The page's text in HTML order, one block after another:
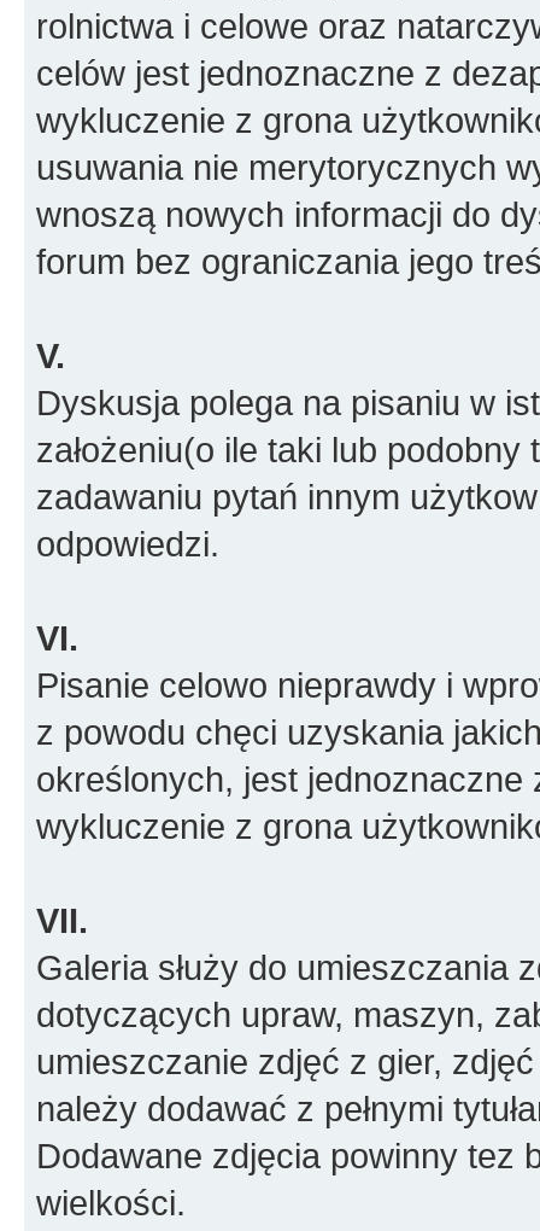
rolnictwa i celowe oraz
celów jest jednoznaczne z
wykluczenie z grona
usuwania nie merytorycznych
wnoszą nowych informacji do
forum bez ograniczania jego
V.
Dyskusja polega na pisaniu w
założeniu(o ile taki lub
zadawaniu pytań innym
odpowiedzi.
VI.
Pisanie celowo nieprawdy i
z powodu chęci uzyskania
określonych, jest
wykluczenie z grona
VII.
Galeria służy do umieszczania
dotyczących upraw, maszyn,
umieszczanie zdjęć z gier,
należy dodawać z pełnymi
Dodawane zdjęcia powinny tez
wielkości.